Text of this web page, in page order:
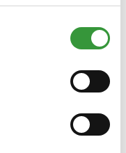
UHR UND 14.00